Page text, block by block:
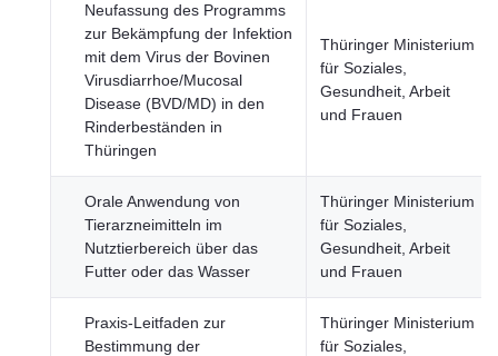
Neufassung des Programms
zur Bekämpfung der Infektion
mit dem Virus der Bovinen
Virusdiarrhoe/Mucosal
Disease (BVD/MD) in den
Rinderbeständen in
Thüringen
Thüringer Ministerium
für Soziales,
Gesundheit, Arbeit
und Frauen
Orale Anwendung von
Tierarzneimitteln im
Nutztierbereich über das
Futter oder das Wasser
Thüringer Ministerium
für Soziales,
Gesundheit, Arbeit
und Frauen
Praxis-Leitfaden zur
Bestimmung der
Thüringer Ministerium
für Soziales,